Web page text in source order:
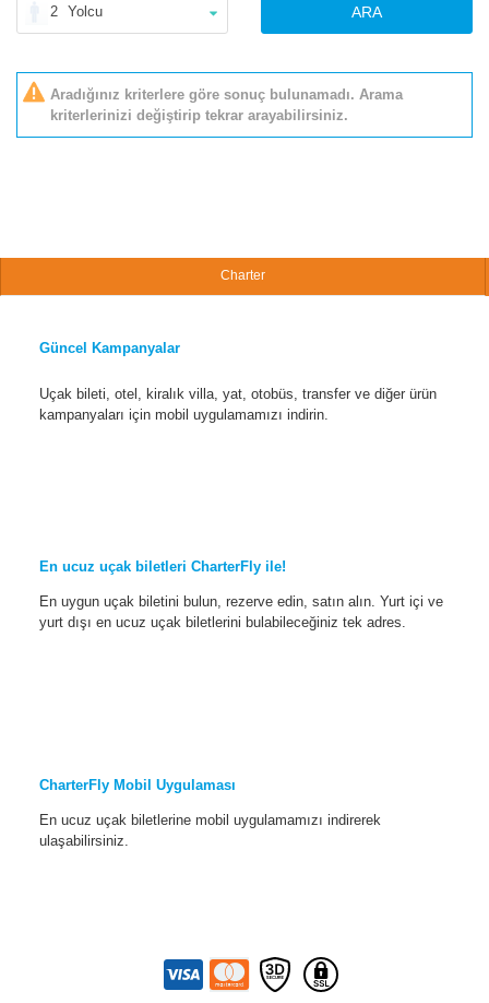
2 Yolcu ARA
Aradığınız kriterlere göre sonuç bulunamadı. Arama
kriterlerinizi değiştirip tekrar arayabilirsiniz.
Charter
Güncel Kampanyalar
Uçak bileti, otel, kiralık villa, yat, otobüs, transfer ve diğer ürün
kampanyaları için mobil uygulamamızı indirin.
En ucuz uçak biletleri CharterFly ile!
En uygun uçak biletini bulun, rezerve edin, satın alın. Yurt içi ve
yurt dışı en ucuz uçak biletlerini bulabileceğiniz tek adres.
CharterFly Mobil Uygulaması
En ucuz uçak biletlerine mobil uygulamamızı indirerek
ulaşabilirsiniz.